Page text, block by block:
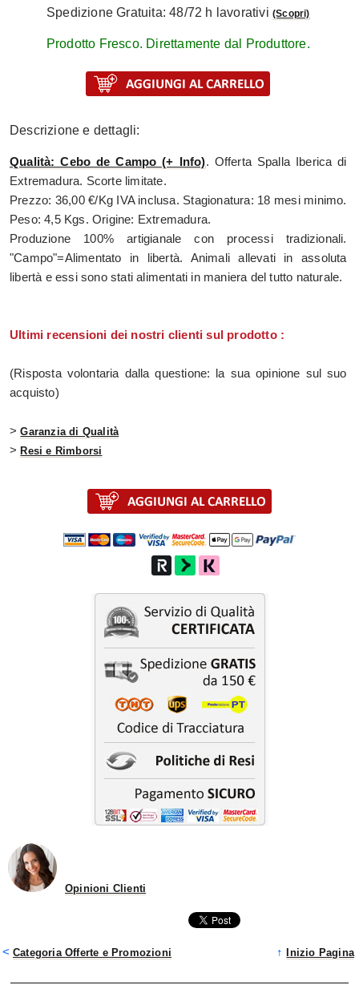
Spedizione Gratuita: 48/72 h lavorativi (Scopri)
Prodotto Fresco. Direttamente dal Produttore.
Descrizione e dettagli:
Qualità: Cebo de Campo (+ Info). Offerta Spalla Iberica di
Extremadura. Scorte limitate.
Prezzo: 36,00 €/Kg IVA inclusa. Stagionatura: 18 mesi minimo.
Peso: 4,5 Kgs. Origine: Extremadura.
Produzione 100% artigianale con processi tradizionali.
"Campo"=Alimentato in libertà. Animali allevati in assoluta
libertà e essi sono stati alimentati in maniera del tutto naturale.
Ultimi recensioni dei nostri clienti sul prodotto :
(Risposta volontaria dalla questione: la sua opinione sul suo
acquisto)
>Garanzia di Qualità
>Resi e Rimborsi
Opinioni Clienti
< Categoria Offerte e Promozioni ↑ Inizio Pagina